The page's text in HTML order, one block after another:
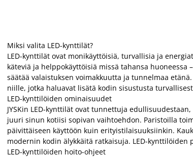
Miksi valita LED-kynttilät?
LED-kynttilät ovat monikäyttöisiä, turvallisia ja
käteviä ja helppokäyttöisiä missä tahansa
säätää valaistuksen voimakkuutta ja tunnelmaa
niille, jotka haluavat lisätä kodin sisustusta
LED-kynttilöiden ominaisuudet
JYSKin LED-kynttilät ovat tunnettuja
juuri sinun kotiisi sopivan vaihtoehdon. Paristoilla
päivittäiseen käyttöön kuin erityistilaisuuksiinkin.
modernin kodin älykkäitä ratkaisuja. LED-
LED-kynttilöiden hoito-ohjeet